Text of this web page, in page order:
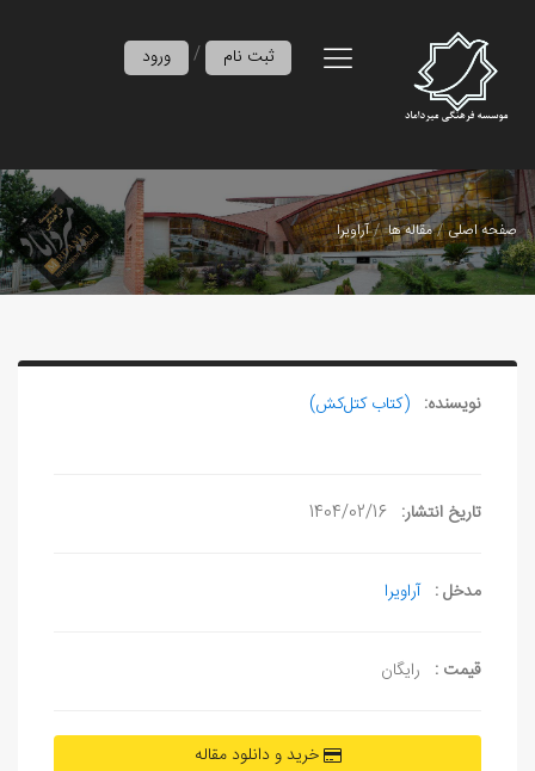
ورود / ثبت نام
صفحه اصلی مقاله ها آراویرا
نویسنده: (کتاب کتل‌کش)
تاریخ انتشار: 1404/02/16
مدخل : آراویرا
قیمت : رایگان
خرید و دانلود مقاله